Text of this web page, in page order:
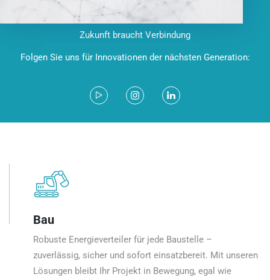
Zukunft braucht Verbindung
Folgen Sie uns für Innovationen der nächsten Generation:
Bau
Robuste Energieverteiler für jede Baustelle –
zuverlässig, sicher und sofort einsatzbereit. Mit unseren
Lösungen bleibt Ihr Projekt in Bewegung, egal wie